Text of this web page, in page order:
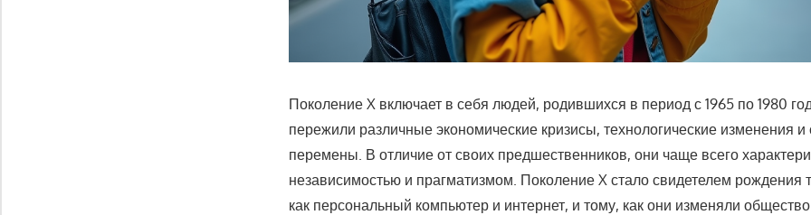
Поколение X включает в себя людей, родившихся в период с 1965 по 1980
пережили различные экономические кризисы, технологические изменения
перемены. В отличие от своих предшественников, они чаще всего
независимостью и прагматизмом. Поколение X стало свидетелем рождения
как персональный компьютер и интернет, и тому, как они изменяли